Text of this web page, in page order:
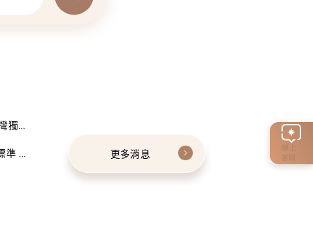
線上
客服
獨家
建 更多消息